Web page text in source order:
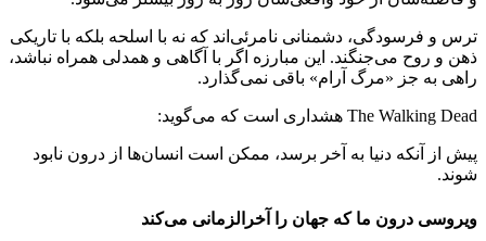
ترس و فرسودگی، دشمنانی نامرئی‌اند که نه با اسلحه بلکه با تاریکی
ذهن و روح می‌جنگند. این مبارزه اگر با آگاهی و همدلی همراه نباشد،
راهی به جز «مرگ آرام» باقی نمی‌گذارد.
The Walking Dead هشداری است که می‌گوید:
پیش از آنکه دنیا به آخر برسد، ممکن است انسان‌ها از درون نابود
شوند.
ویروسی درون ما که جهان را آخرالزمانی می‌کند